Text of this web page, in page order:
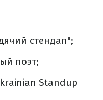
стендап";
поэт;
Standup